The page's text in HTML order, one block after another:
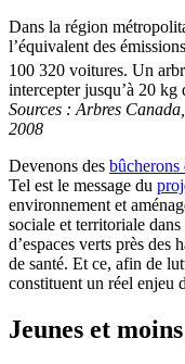
Dans la région
l’équivalent des
100 320 voitures. Un
intercepter jusqu’à 20 kg
Sources : Arbres
2008
Devenons des bûcherons
Tel est le message du
environnement et
sociale et territoriale
d’espaces verts près des
de santé. Et ce, afin de
constituent un réel enjeu
Jeunes et